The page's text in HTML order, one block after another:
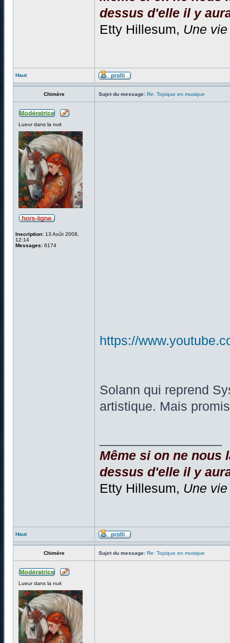
dessus d'elle il y
Etty Hillesum, Une
Haut
Chimère Sujet du message: Re: Topique en musique
Lueur dans la nuit
Inscription: 13 Août 2008,
12:14
Messages: 6174
https://
Solann qui reprend
artistique. Mais
Même si on ne nous
dessus d'elle il y
Etty Hillesum, Une
Haut
Chimère Sujet du message: Re: Topique en musique
Lueur dans la nuit